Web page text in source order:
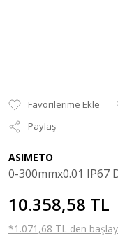
Paylaş
ASIMETO
0-300mmx0.01 IP67
10.358,58 TL
*1.071,68 TL den